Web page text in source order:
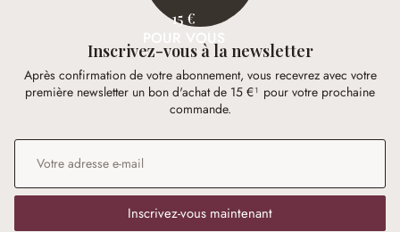
15 €
POUR VOUS
Inscrivez-vous à la newsletter
Après confirmation de votre abonnement, vous recevrez avec votre
première newsletter un bon d'achat de 15 €¹ pour votre prochaine
commande.
Adresse e-mail*
Inscrivez-vous maintenant